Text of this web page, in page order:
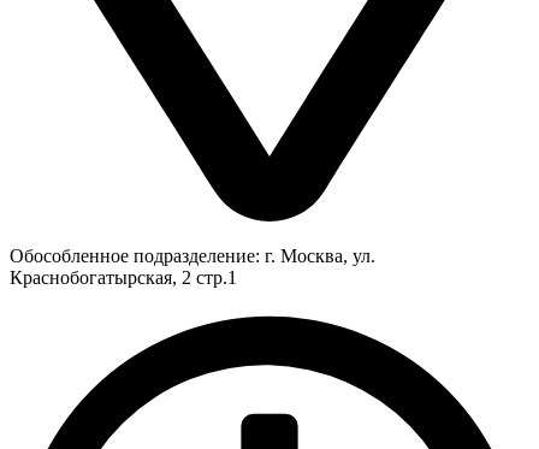
Обособленное подразделение: г. Москва, ул.
Краснобогатырская, 2 стр.1